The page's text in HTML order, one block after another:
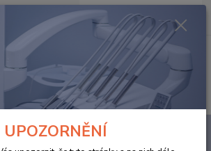
Hledat
za 0,00 Kč
Roušky/ rouška (bryndáky) žlutá 500ks
UPOZORNĚNÍ